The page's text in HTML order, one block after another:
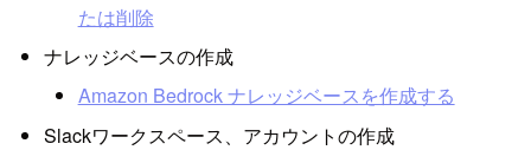
たは削除
ナレッジベースの作成
Amazon Bedrock ナレッジベースを作成する
Slackワークスペース、アカウントの作成